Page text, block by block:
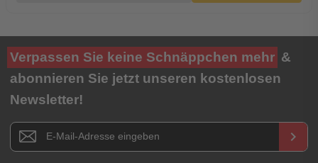
Verpassen Sie keine Schnäppchen mehr &
abonnieren Sie jetzt unseren kostenlosen
Newsletter!
Newsletter E-Mail Adresse keyboard_arrow_right